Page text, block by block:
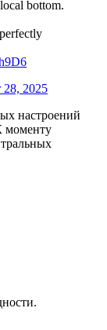
bottom.
28, 2025
настроений
моменту